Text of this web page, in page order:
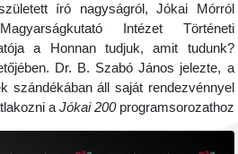
született író nagyságról, Jókai
Intézet
a Honnan tudjuk, amit
Dr. B. Szabó János
szándékában áll saját
aJókai 200